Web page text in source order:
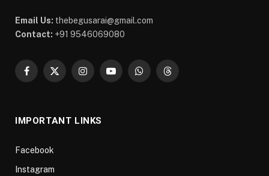
Email Us: thebegusarai@gmail.com
Contact: +91 9546069080
Facebook
X
InstagramYouTubeWhatsAppThreads
IMPORTANT LINKS
Facebook
Instagram